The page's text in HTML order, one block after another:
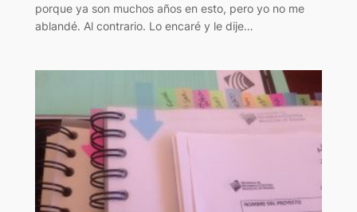
porque ya son muchos años en esto, pero yo no me
ablandé. Al contrario. Lo encaré y le dije…